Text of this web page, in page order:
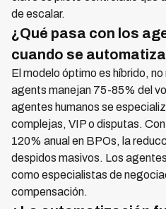
de escalar.
¿Qué pasa con los
cuando se
El modelo óptimo es híbrido,
agents manejan 75-85% del
agentes humanos se
complejas, VIP o disputas.
120% anual en BPOs, la
despidos masivos. Los
como especialistas de
compensación.